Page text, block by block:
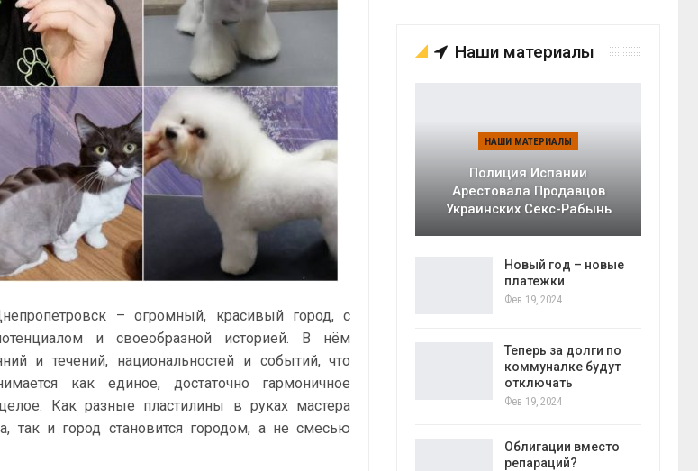
– огромный, красивый город, с
и своеобразной историей. В нём
и течений, национальностей и событий, что
как единое, достаточно гармоничное
Как разные пластилины в руках мастера
так и город становится городом, а не смесью
Наши материалы
НАШИ МАТЕРИАЛЫ
Полиция Испании
Арестовала Продавцов
Украинских Секс-Рабынь
Новый год – новые
платежки
Фев 19, 2024
Теперь за долги по
коммуналке будут
отключать
Фев 19, 2024
Облигации вместо
репараций?